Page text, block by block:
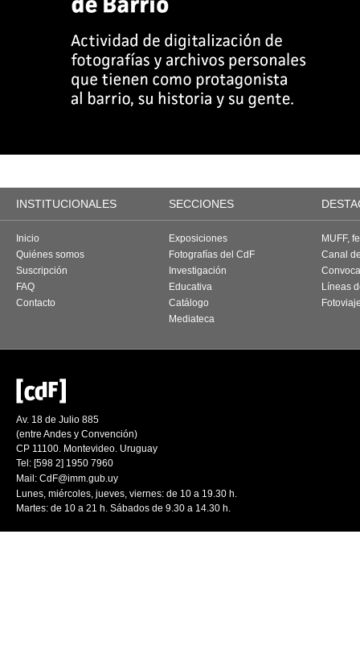
INSTITUCIONALES SECCIONES
Inicio
Quiénes somos
Suscripción
FAQ
Contacto
Exposiciones
Fotografías del CdF
Investigación
Educativa
Catálogo
Mediateca
MUFF,
Canal
Líneas
Av. 18 de Julio 885
(entre Andes y Convención)
CP 11100. Montevideo. Uruguay
Tel: [598 2] 1950 7960
Mail: CdF@imm.gub.uy
Lunes, miércoles, jueves, viernes: de 10 a 19.30 h.
Martes: de 10 a 21 h. Sábados de 9.30 a 14.30 h.